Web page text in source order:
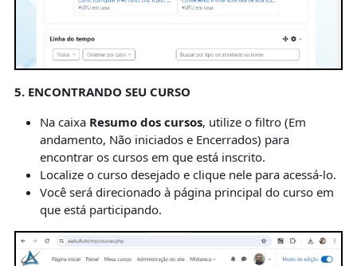
5. ENCONTRANDO SEU CURSO
Na caixa Resumo dos cursos, utilize o filtro (Em
andamento, Não iniciados e Encerrados) para
encontrar os cursos em que está inscrito.
Localize o curso desejado e clique nele para acessá-lo.
Você será direcionado à página principal do curso em
que está participando.